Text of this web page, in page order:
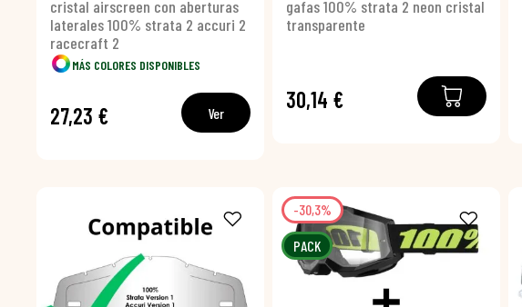
cristal airscreen con aberturas
laterales 100% strata 2 accuri 2
racecraft 2
MÁS COLORES DISPONIBLES
27,23 € Ver
gafas 100% strata 2 neon cristal
transparente
30,14 €
PACK
-30,3%